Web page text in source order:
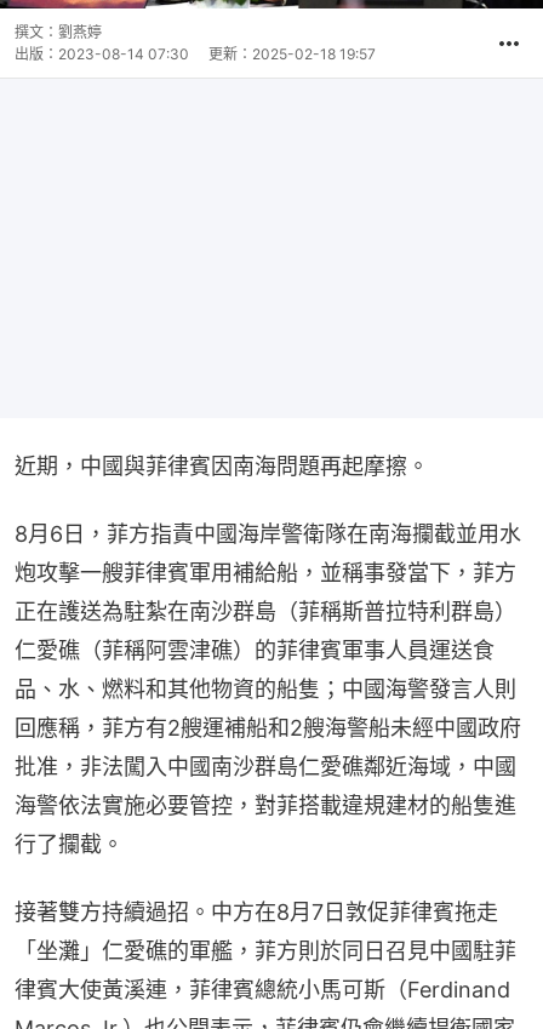
撰文： 劉燕婷
出版： 2023-08-14 07:30 更新： 2025-02-18 19:57
近期，中國與菲律賓因南海問題再起摩擦。
8月6日，菲方指責中國海岸警衛隊在南海攔截並用水
炮攻擊一艘菲律賓軍用補給船，並稱事發當下，菲方
正在護送為駐紮在南沙群島（菲稱斯普拉特利群島）
仁愛礁（菲稱阿雲津礁）的菲律賓軍事人員運送食
品、水、燃料和其他物資的船隻；中國海警發言人則
回應稱，菲方有2艘運補船和2艘海警船未經中國政府
批准，非法闖入中國南沙群島仁愛礁鄰近海域，中國
海警依法實施必要管控，對菲搭載違規建材的船隻進
行了攔截。
接著雙方持續過招。中方在8月7日敦促菲律賓拖走
「坐灘」仁愛礁的軍艦，菲方則於同日召見中國駐菲
律賓大使黃溪連，菲律賓總統小馬可斯（Ferdinand